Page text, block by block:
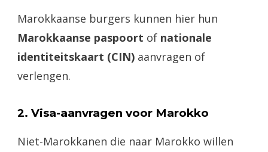
Marokkaanse burgers kunnen hier hun
Marokkaanse paspoort of nationale
identiteitskaart (CIN) aanvragen of
verlengen.
2. Visa-aanvragen voor Marokko
Niet-Marokkanen die naar Marokko willen